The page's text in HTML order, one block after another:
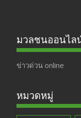
มวลชนออนไล
ข่าวด่วน online
หมวดหมู่